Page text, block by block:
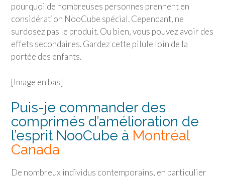
pourquoi de nombreuses personnes prennent en
considération NooCube spécial. Cependant, ne
surdosez pas le produit. Ou bien, vous pouvez avoir des
effets secondaires. Gardez cette pilule loin de la
portée des enfants.
[Image en bas]
Puis-je commander des
comprimés d’amélioration de
l’esprit NooCube à Montréal
Canada
De nombreux individus contemporains, en particulier